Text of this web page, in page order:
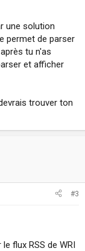
une solution
permet de parser
tu n'as
et afficher
trouver ton
#3
flux RSS de WRI